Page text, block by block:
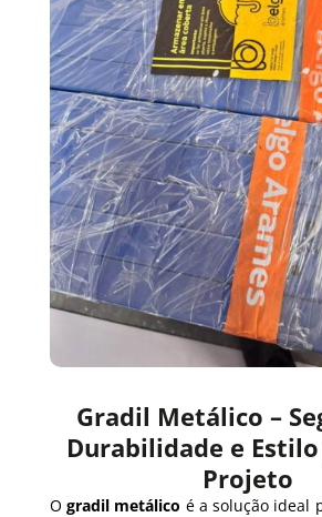
Gradil Metálico –
Durabilidade e
Projeto
Ogradil metálico é a solução ideal